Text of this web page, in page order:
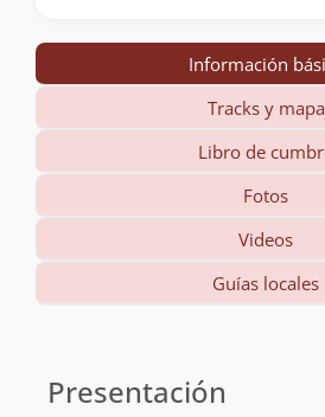
Información
Tracks y mapa
Libro de
Fotos
Videos
Guías locales
básica
Presentación